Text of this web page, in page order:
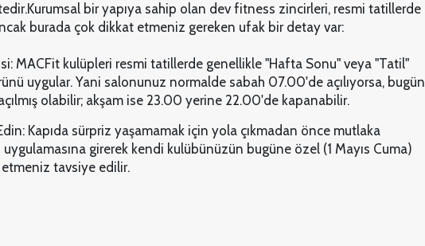
Kurumsal bir yapıya sahip olan dev fitness zincirleri, resmi tatillerde
burada çok dikkat etmeniz gereken ufak bir detay var:
MACFit kulüpleri resmi tatillerde genellikle "Hafta Sonu" veya "Tatil"
uygular. Yani salonunuz normalde sabah 07.00'de açılıyorsa, bugün
olabilir; akşam ise 23.00 yerine 22.00'de kapanabilir.
Kapıda sürpriz yaşamamak için yola çıkmadan önce mutlaka
girerek kendi kulübünüzün bugüne özel (1 Mayıs Cuma)
tavsiye edilir.